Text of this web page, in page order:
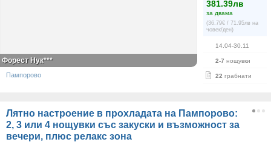
381.39лв
за двама
(36.79€ / 71.95лв на
човек/ден)
14.04-30.11
2-7 нощувки
22 грабнати
Форест Нук***
Пампорово
Лятно настроение в прохладата на Пампорово:
2, 3 или 4 нощувки със закуски и възможност за
вечери, плюс релакс зона